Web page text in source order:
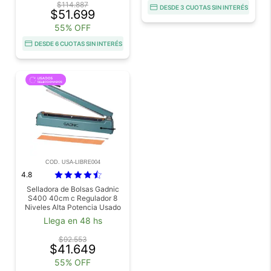
$114.887
$51.699
55% OFF
DESDE 6 CUOTAS SIN INTERÉS
DESDE 3 CUOTAS SIN INTERÉS
COD. USA-LIBRE004
4.8
Selladora de Bolsas Gadnic
S400 40cm c Regulador 8
Niveles Alta Potencia Usado
Llega en 48 hs
$92.553
$41.649
55% OFF